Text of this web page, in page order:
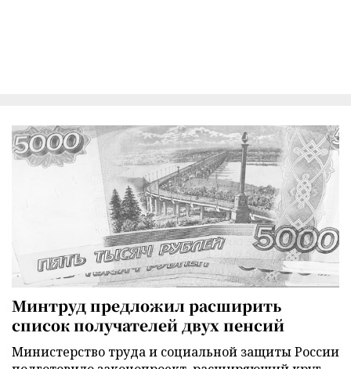
Минтруд предложил расширить
список получателей двух пенсий
Министерство труда и социальной защиты России